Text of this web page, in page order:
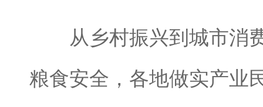
从乡村振兴到城市消
粮食安全，各地做实产业